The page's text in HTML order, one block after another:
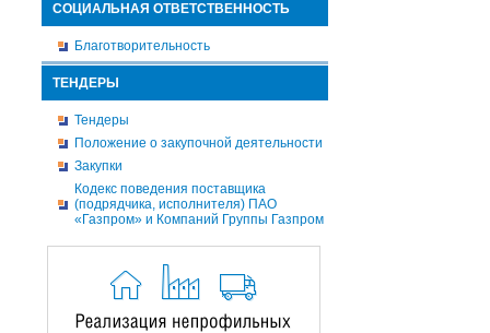
СОЦИАЛЬНАЯ ОТВЕТСТВЕННОСТЬ
Благотворительность
ТЕНДЕРЫ
Тендеры
Положение о закупочной деятельности
Закупки
Кодекс поведения поставщика
(подрядчика, исполнителя) ПАО
«Газпром» и Компаний Группы Газпром